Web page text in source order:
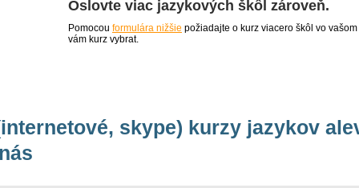
Oslovte viac jazykových škôl zároveň.
Pomocou formulára nižšie požiadajte o kurz viacero škôl vo
vám kurz vybrat.
skype) kurzy jazykov